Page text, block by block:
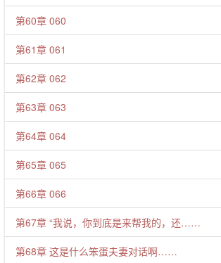
第60章 060
第61章 061
第62章 062
第63章 063
第64章 064
第65章 065
第66章 066
第67章 “我说，你到底是来帮我的，还……
第68章 这是什么笨蛋夫妻对话啊……